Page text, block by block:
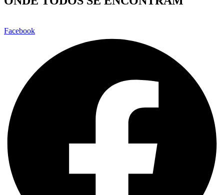
Facebook